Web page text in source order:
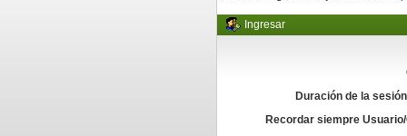
Ingresar
Duración de la
Recordar siempre